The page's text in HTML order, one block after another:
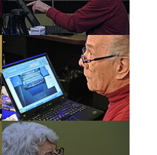
Show larger version
Show larger version